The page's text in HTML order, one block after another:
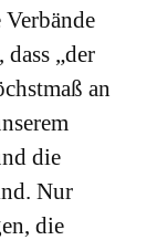
„der
an
die
Nur
die